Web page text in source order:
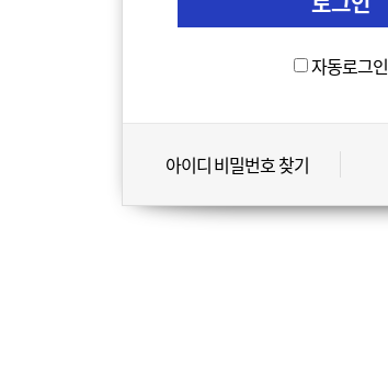
자동로그인
아이디 비밀번호 찾기